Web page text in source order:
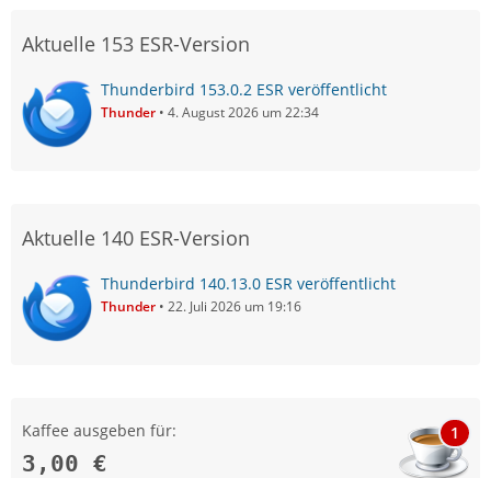
Aktuelle 153 ESR-Version
Thunderbird 153.0.2 ESR veröffentlicht
Thunder 4. August 2026 um 22:34
Aktuelle 140 ESR-Version
Thunderbird 140.13.0 ESR veröffentlicht
Thunder 22. Juli 2026 um 19:16
Kaffee ausgeben für:
3,00 €
1